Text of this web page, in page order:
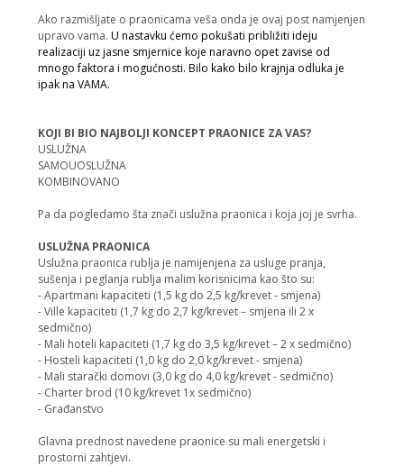
Ako razmišljate o praonicama veša onda je ovaj post namjenjen
upravo vama. U nastavku ćemo pokušati približiti ideju
realizaciji uz jasne smjernice koje naravno opet zavise od
mnogo faktora i mogućnosti. Bilo kako bilo krajnja odluka je
ipak na VAMA.
KOJI BI BIO NAJBOLJI KONCEPT PRAONICE ZA VAS?
USLUŽNA
SAMOUOSLUŽNA
KOMBINOVANO
Pa da pogledamo šta znači uslužna praonica i koja joj je svrha.
USLUŽNA PRAONICA
Uslužna praonica rublja je namijenjena za usluge pranja,
sušenja i peglanja rublja malim korisnicima kao što su:
- Apartmani kapaciteti (1,5 kg do 2,5 kg/krevet - smjena)
- Ville kapaciteti (1,7 kg do 2,7 kg/krevet – smjena ili 2 x
sedmično)
- Mali hoteli kapaciteti (1,7 kg do 3,5 kg/krevet – 2 x sedmično)
- Hosteli kapaciteti (1,0 kg do 2,0 kg/krevet - smjena)
- Mali starački domovi (3,0 kg do 4,0 kg/krevet - sedmično)
- Charter brod (10 kg/krevet 1x sedmično)
- Građanstvo
Glavna prednost navedene praonice su mali energetski i
prostorni zahtjevi.